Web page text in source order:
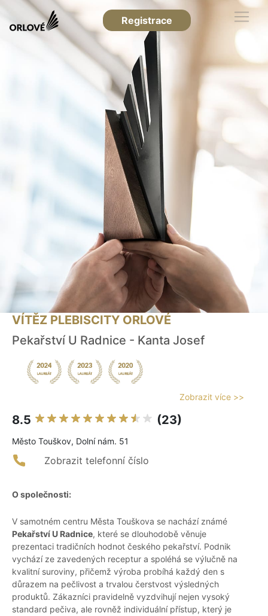
Registrace
VÍTĚZ PLEBISCITY ORLOVÉ
Pekařství U Radnice - Kanta Josef
Zobrazit více >>
8.5 (23)
Město Touškov, Dolní nám. 51
Zobrazit telefonní číslo
O společnosti:
V samotném centru Města Touškova se nachází známé
Pekařství U Radnice, které se dlouhodobě věnuje
prezentaci tradičních hodnot českého pekařství. Podnik
vychází ze zavedených receptur a spoléhá se výlučně na
kvalitní suroviny, přičemž výroba probíhá každý den s
důrazem na pečlivost a trvalou čerstvost výsledných
produktů. Zákazníci pravidelně vyzdvihují nejen vysoký
standard pečiva, ale rovněž individuální přístup, který je